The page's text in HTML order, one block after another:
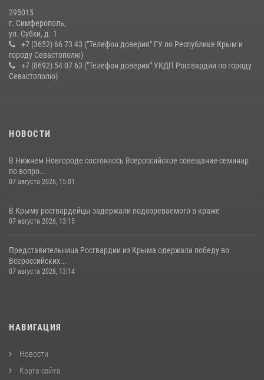
295015
г. Симферополь,
ул. Субхи, д. 1
+7 (3652) 66 73 43 ("Телефон доверия" ГУ по Республике Крым и
городу Севастополю)
+7 (8692) 54 07 63 ("Телефон доверия" УКДП Росгвардии по городу
Севастополю)
НОВОСТИ
В Нижнем Новгороде состоялось Всероссийское совещание-семинар
по вопро...
07 августа 2026, 15:01
В Крыму росгвардейцы задержали подозреваемого в краже
07 августа 2026, 13:15
Представительница Росгвардии из Крыма одержала победу во
Всероссийских...
07 августа 2026, 13:14
НАВИГАЦИЯ
Новости
Карта сайта